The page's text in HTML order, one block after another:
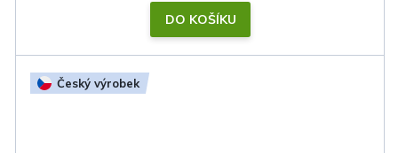
DO KOŠÍKU
Český výrobek